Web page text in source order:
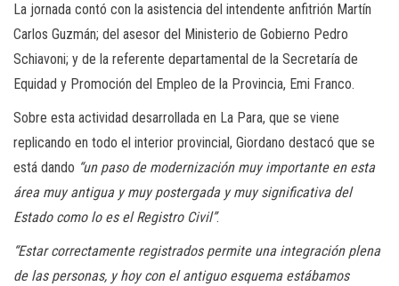
La jornada contó con la asistencia del intendente anfitrión Martín
Carlos Guzmán; del asesor del Ministerio de Gobierno Pedro
Schiavoni; y de la referente departamental de la Secretaría de
Equidad y Promoción del Empleo de la Provincia, Emi Franco.
Sobre esta actividad desarrollada en La Para, que se viene
replicando en todo el interior provincial, Giordano destacó que se
está dando “un paso de modernización muy importante en esta
área muy antigua y muy postergada y muy significativa del
Estado como lo es el Registro Civil”.
“Estar correctamente registrados permite una integración plena
de las personas, y hoy con el antiguo esquema estábamos